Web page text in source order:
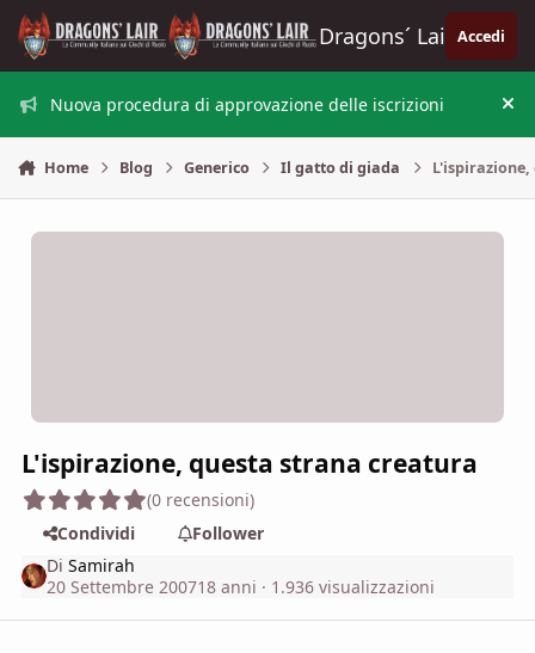
Vai al contenuto
Dragons´ Lair Accedi
Nuova procedura di approvazione delle iscrizioni
Home Blog Generico Il gatto di giada
L'ispirazione, questa strana creatura
(0 recensioni)
Condividi
Follower
DiSamirah
20 Settembre 200718 anni · 1.936 visualizzazioni